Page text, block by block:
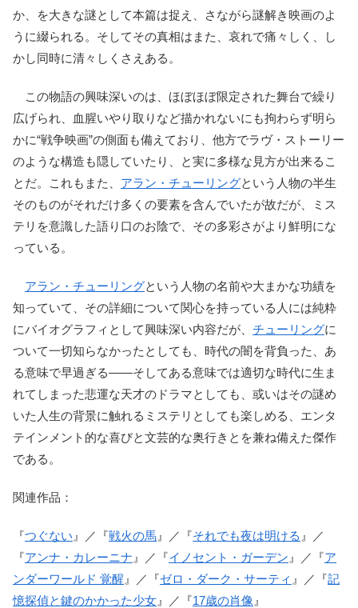
か、を大きな謎として本篇は捉え、さながら謎解き映画のよ
うに綴られる。そしてその真相はまた、哀れで痛々しく、し
かし同時に清々しくさえある。
この物語の興味深いのは、ほぼほぼ限定された舞台で繰り
広げられ、血腥いやり取りなど描かれないにも拘わらず明ら
かに“戦争映画”の側面も備えており、他方でラヴ・ストーリー
のような構造も隠していたり、と実に多様な見方が出来るこ
とだ。これもまた、 アラン・チューリングという人物の半生
そのものがそれだけ多くの要素を含んでいたが故だが、ミス
テリを意識した語り口のお陰で、その多彩さがより鮮明にな
っている。
アラン・チューリングという人物の名前や大まかな功績を
知っていて、その詳細について関心を持っている人には純粋
にバイオグラフィとして興味深い内容だが、 チューリングに
ついて一切知らなかったとしても、時代の闇を背負った、あ
る意味で早過ぎる――そしてある意味では適切な時代に生ま
れてしまった悲運な天才のドラマとしても、或いはその謎め
いた人生の背景に触れるミステリとしても楽しめる、エンタ
テインメント的な喜びと文芸的な奥行きとを兼ね備えた傑作
である。
関連作品：
『つぐない 』／『戦火の馬 』／『それでも夜は明ける 』／
『アンナ・カレーニナ 』／『イノセント・ガーデン 』／『ア
ンダーワールド 覚醒 』／『ゼロ・ダーク・サーティ 』／『記
憶探偵と鍵のかかった少女 』／『17歳の肖像 』